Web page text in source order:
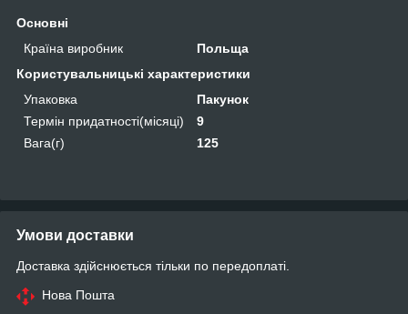
Основні
Країна виробник
Польща
Користувальницькі характеристики
Упаковка
Пакунок
Термін придатності(місяці)
9
Вага(г)
125
Умови доставки
Доставка здійснюється тільки по передоплаті.
Нова Пошта